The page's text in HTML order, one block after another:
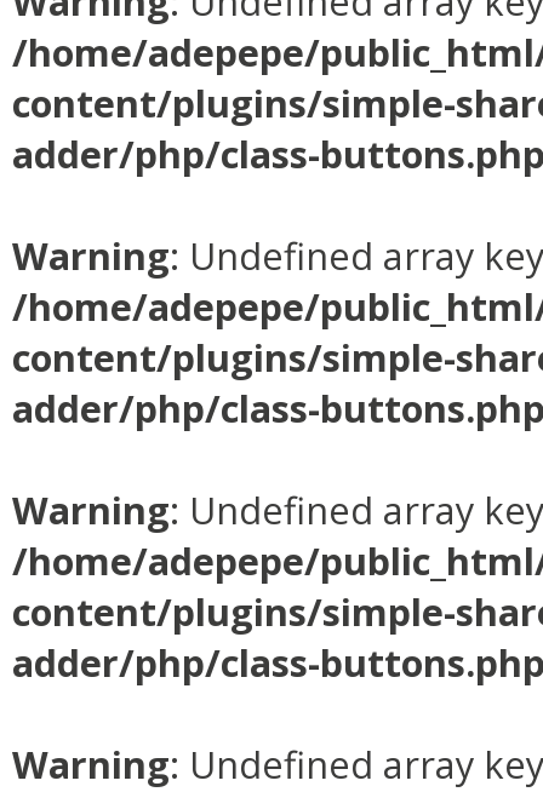
/home/adepepe/
content/plugins/simple-
adder/php/class-
Warning: Undefined array
/home/adepepe/
content/plugins/simple-
adder/php/class-
Warning: Undefined array
/home/adepepe/
content/plugins/simple-
adder/php/class-
Warning: Undefined array